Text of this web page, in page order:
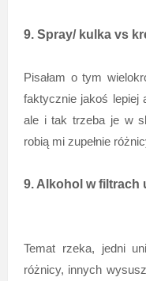
9. Spray/ kulka vs
Pisałam o tym
faktycznie jakoś lepiej
ale i tak trzeba je w
robią mi zupełnie
9. Alkohol w filtrach
Temat rzeka, jedni
różnicy, innych